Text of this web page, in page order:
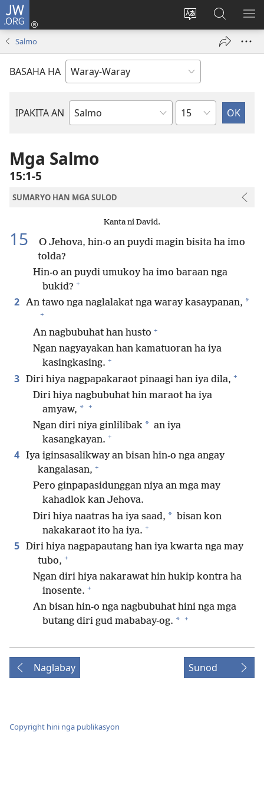
JW.ORG
Balyui
yinaknan
an
site
Pag-
log
new
Pamiling
ha
JW.ORG
Salmo
BASAHA HA
IPAKITA AN
Libro
Biblia
Kapitulo
Mga Salmo
15:1-5
SUMARYO HAN MGA SULOD
Kanta ni David.
15
O Jehova, hin-o an puydi magin bisita ha imo
tolda?
Hin-o an puydi umukoy ha imo baraan nga
bukid? +
2 An tawo nga naglalakat nga waray kasaypanan, *
+
An nagbubuhat han husto +
Ngan nagyayakan han kamatuoran ha iya
kasingkasing. +
3 Diri hiya nagpapakaraot pinaagi han iya dila, +
Diri hiya nagbubuhat hin maraot ha iya
amyaw, * +
Ngan diri niya ginlilibak * an iya
kasangkayan. +
4 Iya iginsasalikway an bisan hin-o nga angay
kangalasan, +
Pero ginpapasidunggan niya an mga may
kahadlok kan Jehova.
Diri hiya naatras ha iya saad, * bisan kon
nakakaraot ito ha iya. +
5 Diri hiya nagpapautang han iya kwarta nga may
tubo, +
Ngan diri hiya nakarawat hin hukip kontra ha
inosente. +
An bisan hin-o nga nagbubuhat hini nga mga
butang diri gud mababay-og. * +
Naglabay Sunod
Copyright hini nga publikasyon